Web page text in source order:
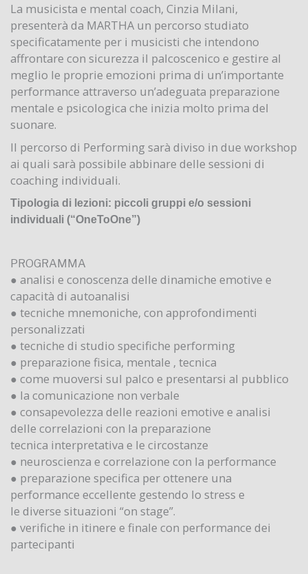
La musicista e mental coach, Cinzia Milani,
presenterà da MARTHA un percorso studiato
specificatamente per i musicisti che intendono
affrontare con sicurezza il palcoscenico e gestire al
meglio le proprie emozioni prima di un’importante
performance attraverso un’adeguata preparazione
mentale e psicologica che inizia molto prima del
suonare.
Il percorso di Performing sarà diviso in due workshop
ai quali sarà possibile abbinare delle sessioni di
coaching individuali.
Tipologia di lezioni: piccoli gruppi e/o sessioni
individuali (“OneToOne”)
PROGRAMMA
● analisi e conoscenza delle dinamiche emotive e
capacità di autoanalisi
● tecniche mnemoniche, con approfondimenti
personalizzati
● tecniche di studio specifiche performing
● preparazione fisica, mentale , tecnica
● come muoversi sul palco e presentarsi al pubblico
● la comunicazione non verbale
● consapevolezza delle reazioni emotive e analisi
delle correlazioni con la preparazione
tecnica interpretativa e le circostanze
● neuroscienza e correlazione con la performance
● preparazione specifica per ottenere una
performance eccellente gestendo lo stress e
le diverse situazioni “on stage”.
● verifiche in itinere e finale con performance dei
partecipanti